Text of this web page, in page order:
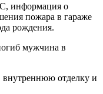
информация о
пожара в гараже
рождения.
внутреннюю отделку и